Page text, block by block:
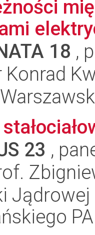
18 ,
Konrad
23 ,